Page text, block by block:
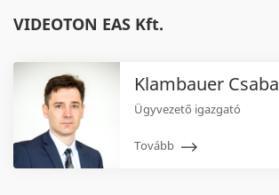
VIDEOTON EAS Kft.
Klambauer Csaba
Ügyvezető igazgató
Tovább